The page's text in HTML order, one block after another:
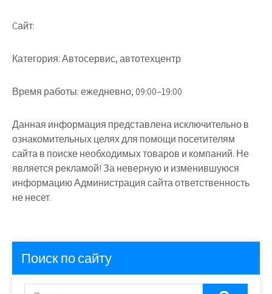
Cайт:
Категория:Автосервис, автотехцентр
Время работы:ежедневно, 09:00–19:00
Данная информация представлена исключительно в
ознакомительных целях для помощи посетителям
сайта в поиске необходимых товаров и компаний. Не
является рекламой! За неверную и изменившуюся
информацию Администрация сайта ответственность
не несет.
Поиск по сайту